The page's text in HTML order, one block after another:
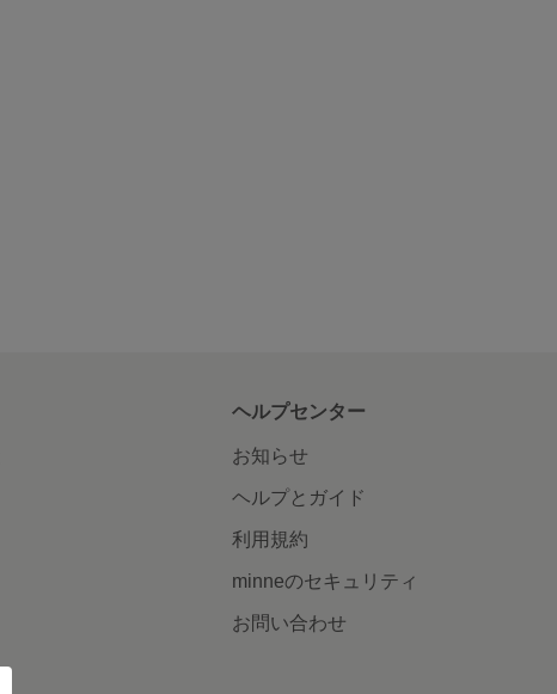
ヘルプセンター
お知らせ
ヘルプとガイド
利用規約
minneのセキュリティ
お問い合わせ